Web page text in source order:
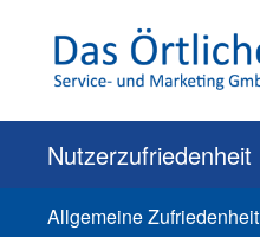
Nutzerzufriedenheit
Allgemeine Zufriedenheit